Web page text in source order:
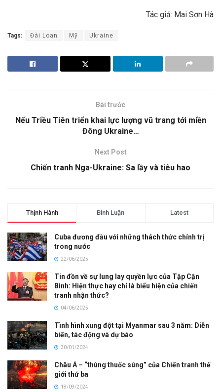
Tác giả: Mai Sơn Hà
Tags: Đài Loan Mỹ Ukraine
Bài trước
Nếu Triều Tiên triển khai lực lượng vũ trang tới miền
Đông Ukraine…
Next Post
Chiến tranh Nga-Ukraine: Sa lầy và tiêu hao
Thịnh Hành Bình Luận Latest
Cuba đương đầu với những thách thức chính trị
trong nước
22/06/2025
Tin đồn về sự lung lay quyền lực của Tập Cận
Bình: Hiện thực hay chỉ là biểu hiện của chiến
tranh nhận thức?
04/06/2025
Tình hình xung đột tại Myanmar sau 3 năm: Diễn
biến, tác động và dự báo
30/01/2024
Châu Á – “thùng thuốc súng” của Chiến tranh thế
giới thứ ba
18/09/2024